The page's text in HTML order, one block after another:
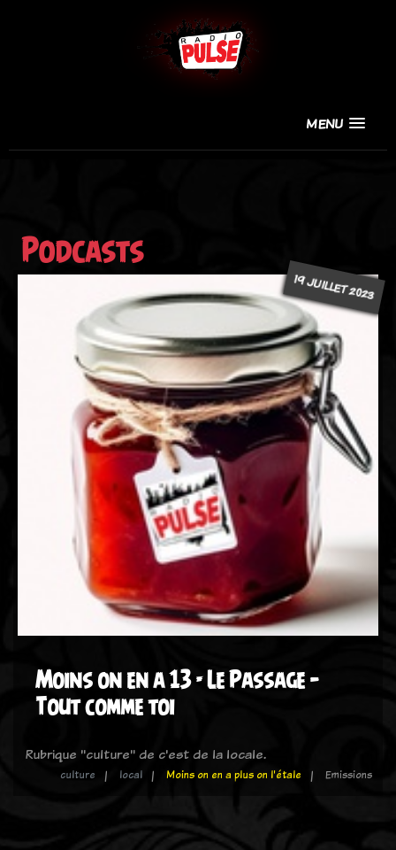
MENU
Podcasts
19 JUILLET 2023
Moins on en a 13 - Le Passage –
Tout comme toi
Rubrique "culture" de c'est de la locale.
culture local Moins on en a plus on l'étale Emissions